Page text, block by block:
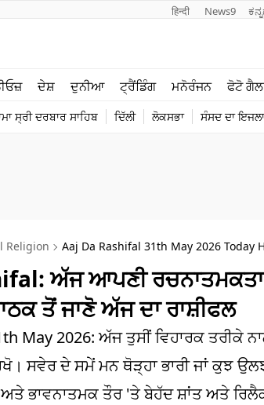
हिन्दी News9
ਦੇਸ਼ ਦੁਨੀਆ ਟ੍ਰੈਂਡਿੰਗ ਮਨੋਰੰਜਨ ਫੋਟੋ
ਸ੍ਰੀ ਦਰਬਾਰ ਸਾਹਿਬ ਦਿੱਲੀ ਲੋਕਸਭਾ ਸੰਸਦ ਦਾ
ਮਨੋਰੰਜਨ
Religion Aaj Da Rashifal 31th May 2026 Today
ਅੱਜ ਆਪਣੀ
ਤੋਂ ਜਾਣੋ ਅੱਜ ਦਾ ਰਾਸ਼ੀਫਲ
May 2026: ਅੱਜ ਤੁਸੀਂ ਵਿਹਾਰਕ
ਸਵੇਰ ਦੇ ਸਮੇਂ ਮਨ ਥੋੜ੍ਹਾ ਭਾਰੀ ਜਾਂ ਕੁਝ
ਅਤੇ ਭਾਵਨਾਤਮਕ ਤੌਰ 'ਤੇ ਬੇਹੱਦ ਸ਼ਾਂਤ ਅਤੇ